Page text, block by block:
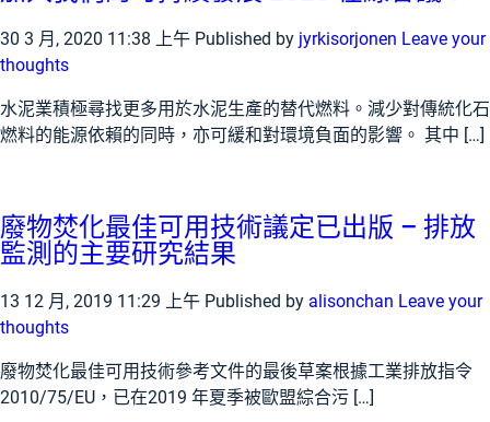
30 3 月, 2020 11:38 上午 Published by jyrkisorjonen Leave your
thoughts
水泥業積極尋找更多用於水泥生產的替代燃料。減少對傳統化石
燃料的能源依賴的同時，亦可緩和對環境負面的影響。 其中 […]
廢物焚化最佳可用技術議定已出版 – 排放
監測的主要研究結果
13 12 月, 2019 11:29 上午 Published by alisonchan Leave your
thoughts
廢物焚化最佳可用技術參考文件的最後草案根據工業排放指令
2010/75/EU，已在2019 年夏季被歐盟綜合污 […]